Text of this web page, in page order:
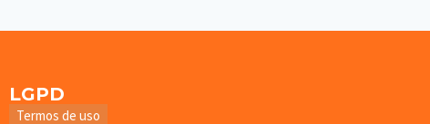
LGPD
Termos de uso